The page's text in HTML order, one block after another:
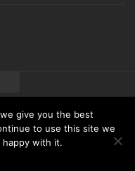
GmbH • Bautzner
Dresden
give you the best
to use this site we
happy with it.